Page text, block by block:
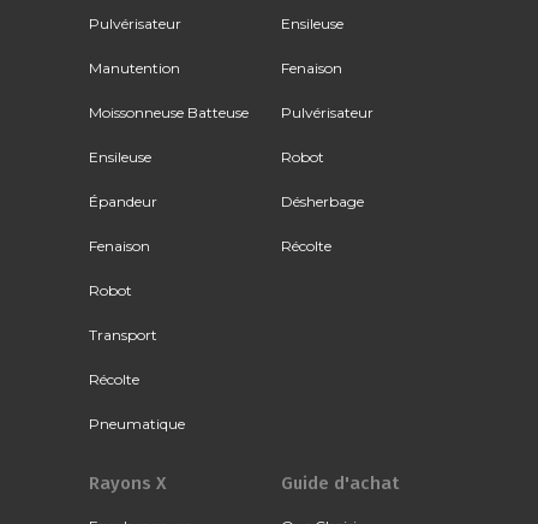
Pulvérisateur
Manutention
Moissonneuse Batteuse
Ensileuse
Épandeur
Fenaison
Robot
Transport
Récolte
Pneumatique
Ensileuse
Fenaison
Pulvérisateur
Robot
Désherbage
Récolte
Rayons X Guide d'achat